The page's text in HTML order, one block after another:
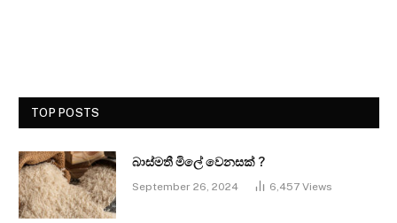
TOP POSTS
බාස්මතී මිලේ වෙනසක් ?
September 26, 2024 6,457 Views